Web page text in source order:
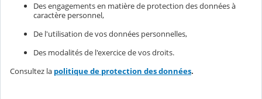
Des engagements en matière de protection des données à
caractère personnel,
De l'utilisation de vos données personnelles,
Des modalités de l'exercice de vos droits.
Consultez la politique de protection des données.